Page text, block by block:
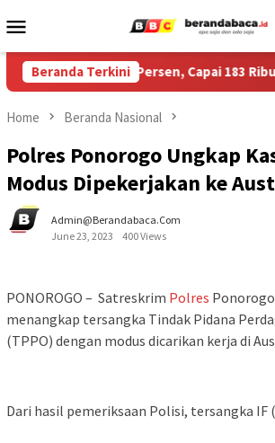
to
Menu
Beranda Terkini
Tembus 110 Persen, Capai 183 Ribu Ton
Home Beranda Nasional
Polres Ponorogo Ungkap
Modus Dipekerjakan ke
Admin@berandabaca.com
June 23, 2023
400 Views
PONOROGO – Satreskrim Polres
menangkap tersangka Tindak Pidana
(TPPO) dengan modus dicarikan kerja di
Dari hasil pemeriksaan Polisi, tersangka IF